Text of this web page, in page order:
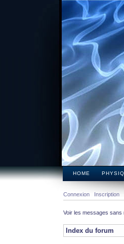
HOME
Connexion Inscription
Voir les messages sans
Index du forum